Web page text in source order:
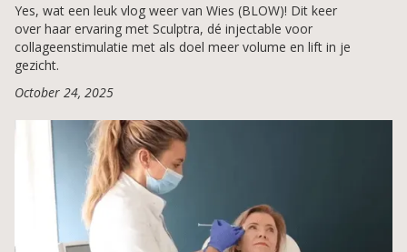
Yes, wat een leuk vlog weer van Wies (BLOW)! Dit keer
over haar ervaring met Sculptra, dé injectable voor
collageenstimulatie met als doel meer volume en lift in je
gezicht.
October 24, 2025